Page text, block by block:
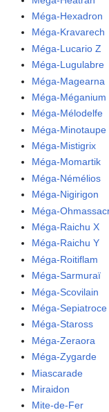
Méga-Hexadron
Méga-Kravarech
Méga-Lucario Z
Méga-Lugulabre
Méga-Magearna
Méga-Méganium
Méga-Mélodelfe
Méga-Minotaupe
Méga-Mistigrix
Méga-Momartik
Méga-Némélios
Méga-Nigirigon
Méga-
Méga-Raichu X
Méga-Raichu Y
Méga-Roitiflam
Méga-Sarmuraï
Méga-Scovilain
Méga-Sepiatroce
Méga-Staross
Méga-Zeraora
Méga-Zygarde
Miascarade
Miraidon
Mite-de-Fer